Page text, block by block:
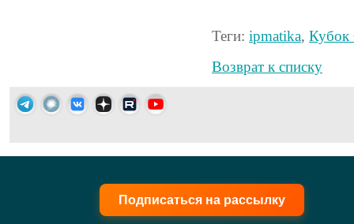
Теги: ipmatika, Кубок
Возврат к списку
Подписаться на рассылку